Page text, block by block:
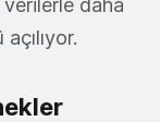
daha